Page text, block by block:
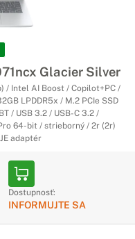
Glacier Silver
/ Intel AI Boost / Copilot+PC /
LPDDR5x / M.2 PCIe SSD
/ USB 3.2 / USB-C 3.2 /
64-bit / strieborný / 2r (2r)
adaptér
Dostupnosť:
INFORMUJTE SA